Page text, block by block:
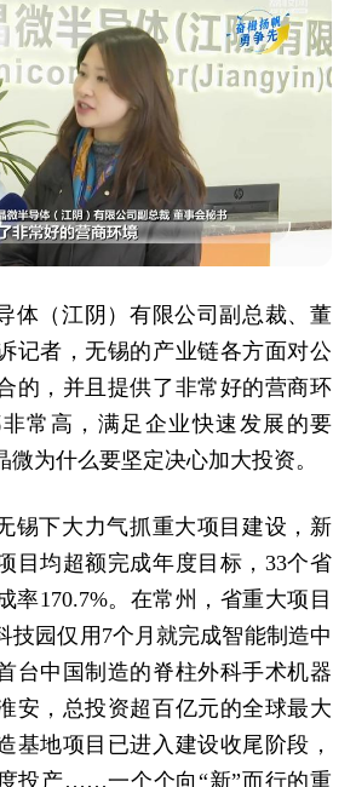
体（江阴）有限公司副总裁、董
记者，无锡的产业链各方面对公
的，并且提供了非常好的营商环
常高，满足企业快速发展的要
为什么要坚定决心加大投资。
锡下大力气抓重大项目建设，新
目均超额完成年度目标，33个省
率170.7%。在常州，省重大项目
技园仅用7个月就完成智能制造中
台中国制造的脊柱外科手术机器
安，总投资超百亿元的全球最大
基地项目已进入建设收尾阶段，
投产……一个个向“新”而行的重